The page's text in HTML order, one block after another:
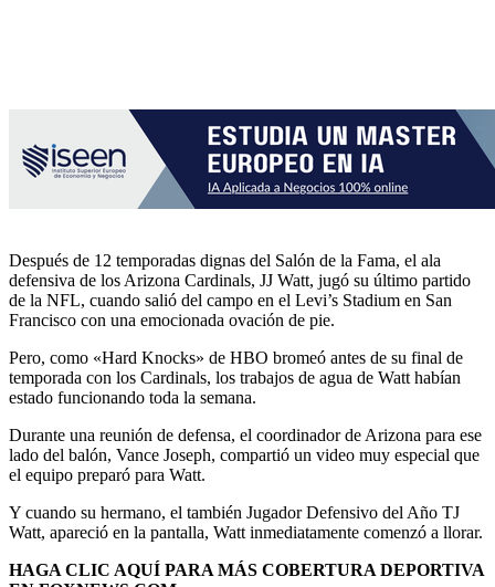
Después de 12 temporadas dignas del Salón de la Fama, el ala
defensiva de los Arizona Cardinals, JJ Watt, jugó su último partido
de la NFL, cuando salió del campo en el Levi’s Stadium en San
Francisco con una emocionada ovación de pie.
Pero, como «Hard Knocks» de HBO bromeó antes de su final de
temporada con los Cardinals, los trabajos de agua de Watt habían
estado funcionando toda la semana.
Durante una reunión de defensa, el coordinador de Arizona para ese
lado del balón, Vance Joseph, compartió un video muy especial que
el equipo preparó para Watt.
Y cuando su hermano, el también Jugador Defensivo del Año TJ
Watt, apareció en la pantalla, Watt inmediatamente comenzó a llorar.
HAGA CLIC AQUÍ PARA MÁS COBERTURA DEPORTIVA